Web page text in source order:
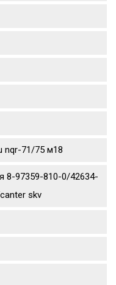
nqr-71/75 м18
8-97359-810-0/42634-
skv